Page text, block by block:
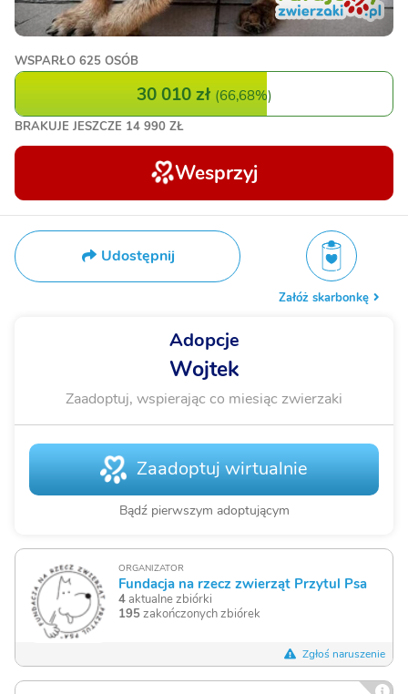
WSPARŁO 625 OSÓB
30 010 zł (66,68%)
BRAKUJE JESZCZE 14 990 ZŁ
Wesprzyj
Udostępnij
Załóż skarbonkę
Adopcje
Wojtek
Zaadoptuj, wspierając co miesiąc zwierzaki
Zaadoptuj wirtualnie
Bądź pierwszym adoptującym
ORGANIZATOR
Fundacja na rzecz zwierząt Przytul Psa
4aktualne zbiórki
195zakończonych zbiórek
Zgłoś naruszenie